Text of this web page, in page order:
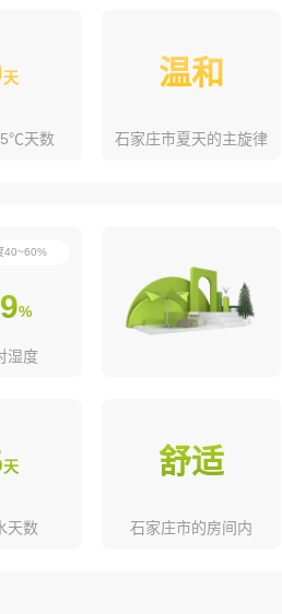
天
天数
温和
石家庄市夏天的主旋律
40~60%
%
湿度
天
天数
舒适
石家庄市的房间内